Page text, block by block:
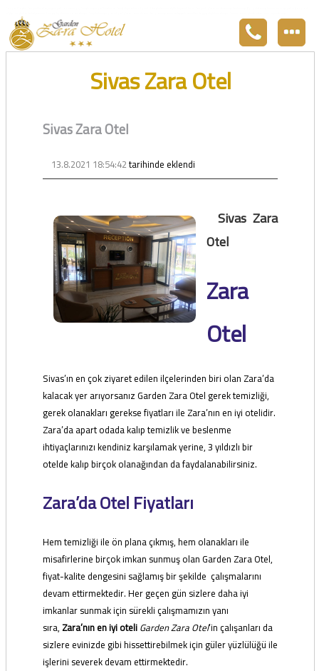
Sivas Zara Otel
Sivas Zara Otel
13.8.2021 18:54:42tarihinde eklendi
Sivas Zara
Otel
Zara
Otel
Sivas’ın en çok ziyaret edilen ilçelerinden biri olan Zara’da
kalacak yer arıyorsanız Garden Zara Otel gerek temizliği,
gerek olanakları gerekse fiyatları ile Zara’nın en iyi otelidir.
Zara’da apart odada kalıp temizlik ve beslenme
ihtiyaçlarınızı kendiniz karşılamak yerine, 3 yıldızlı bir
otelde kalıp birçok olanağından da faydalanabilirsiniz.
Zara’da Otel Fiyatları
Hem temizliği ile ön plana çıkmış, hem olanakları ile
misafirlerine birçok imkan sunmuş olan Garden Zara Otel,
fiyat-kalite dengesini sağlamış bir şekilde çalışmalarını
devam ettirmektedir. Her geçen gün sizlere daha iyi
imkanlar sunmak için sürekli çalışmamızın yanı
sıra,Zara’nın en iyi oteliGarden Zara Otel’in çalışanları da
sizlere evinizde gibi hissettirebilmek için güler yüzlülüğü ile
işlerini severek devam ettirmektedir.